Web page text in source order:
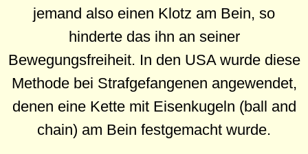
jemand also einen Klotz am Bein, so
hinderte das ihn an seiner
Bewegungsfreiheit. In den USA wurde diese
Methode bei Strafgefangenen angewendet,
denen eine Kette mit Eisenkugeln (ball and
chain) am Bein festgemacht wurde.